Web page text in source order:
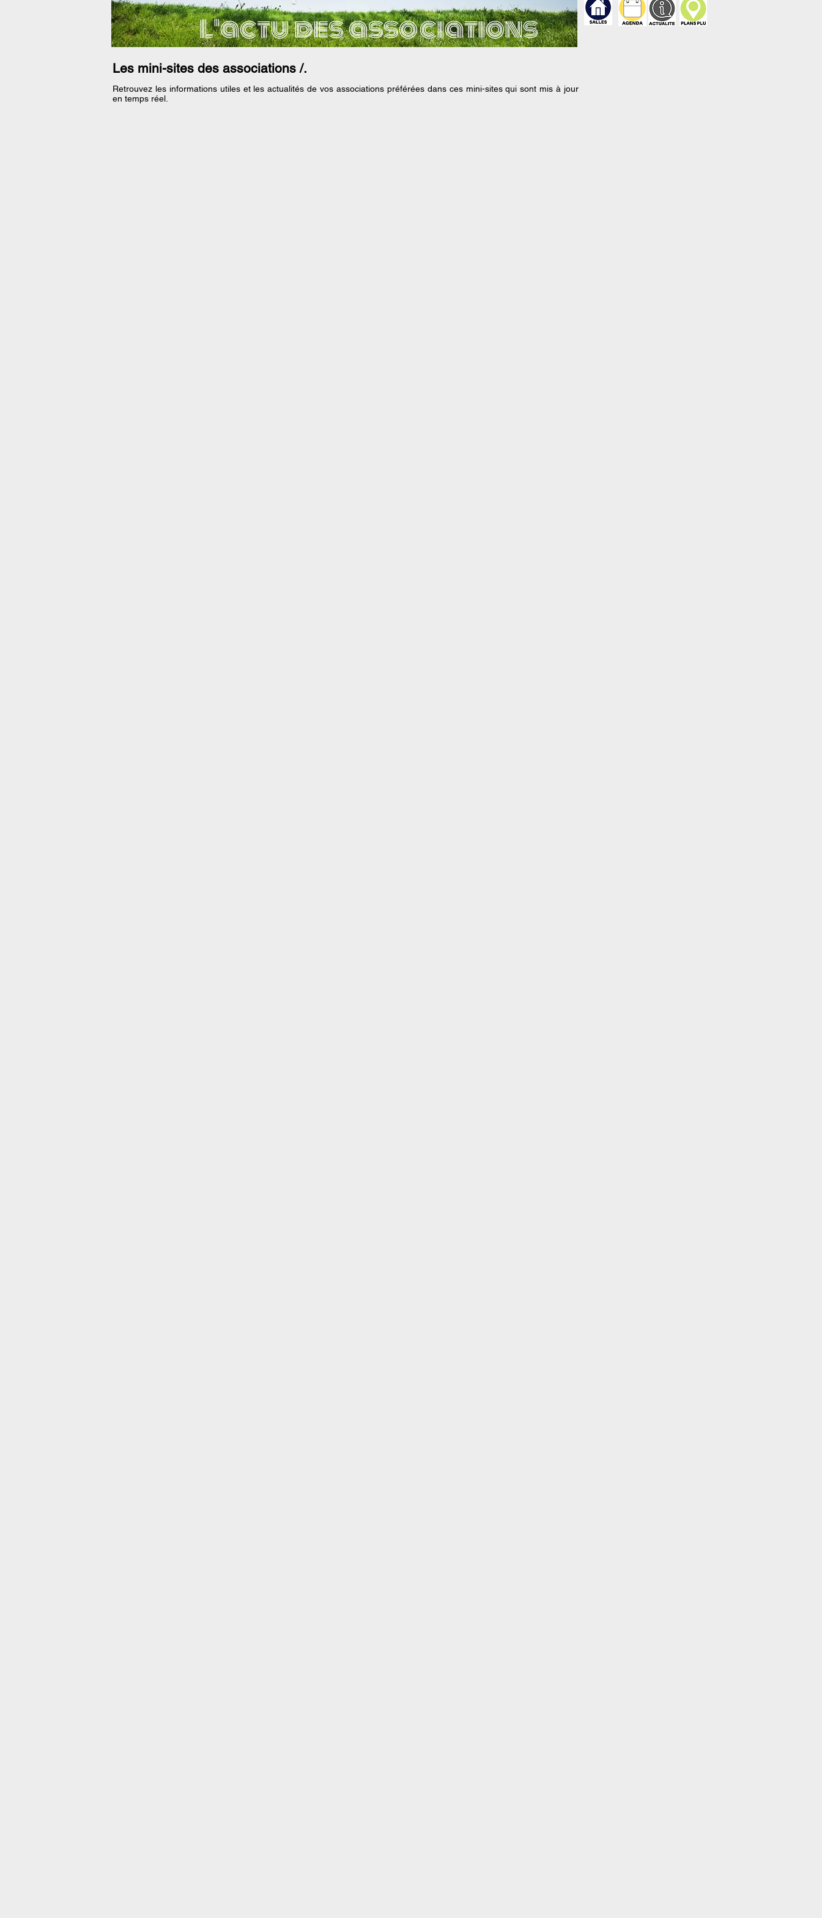
L'actu des associations
Les mini-sites des associations /.
Retrouvez les informations utiles et les actualités de vos associations préférées dans ces mini-sites qui sont mis à jour
en temps réel.